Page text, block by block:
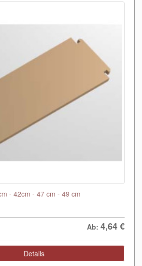
- 42cm - 47 cm - 49 cm
Ab: 4,64€
Details